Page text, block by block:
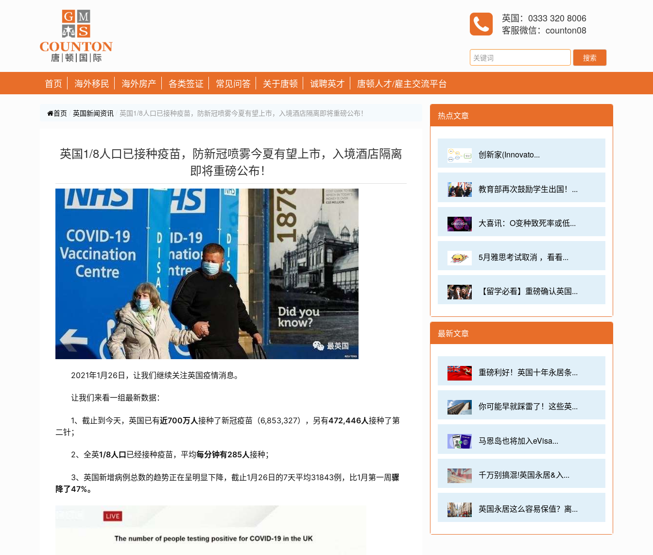
英国：0333 320 8006
客服微信：counton08
搜索
首页 海外移民 海外房产 各类签证 常见问答 关于唐顿 诚聘英才 唐顿人才/雇主交流平台
首页 英国新闻资讯 英国1/8人口已接种疫苗，防新冠喷雾今夏有望上市，入境酒店隔离即将重磅公布！
英国1/8人口已接种疫苗，防新冠喷雾今夏有望上市，入境酒店隔离
即将重磅公布！
2021年1月26日，让我们继续关注英国疫情消息。
让我们来看一组最新数据：
1、截止到今天，英国已有近700万人接种了新冠疫苗（6,853,327），另有472,446人接种了第
二针；
2、全英1/8人口已经接种疫苗，平均每分钟有285人接种；
3、英国新增病例总数的趋势正在呈明显下降，截止1月26日的7天平均31843例，比1月第一周骤
降了47%。
热点文章
创新家(Innovato...
教育部再次鼓励学生出国！...
大喜讯：O变种致死率或低...
5月雅思考试取消 ，看看...
【留学必看】重磅确认英国...
最新文章
重磅利好！英国十年永居条...
你可能早就踩雷了！这些英...
马恩岛也将加入eVisa...
千万别搞混!英国永居&入...
英国永居这么容易保值？离...